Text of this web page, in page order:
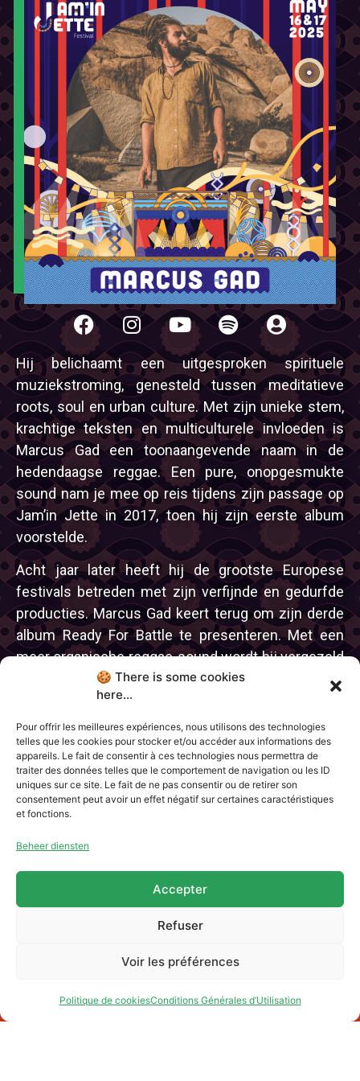
🍪 There is some cookies
here...
Pour offrir les meilleures expériences, nous utilisons des technologies
telles que les cookies pour stocker et/ou accéder aux informations des
appareils. Le fait de consentir à ces technologies nous permettra de
traiter des données telles que le comportement de navigation ou les ID
uniques sur ce site. Le fait de ne pas consentir ou de retirer son
consentement peut avoir un effet négatif sur certaines caractéristiques
et fonctions.
Beheer diensten
Accepter
Refuser
Voir les préférences
Politique de cookiesConditions Générales d’Utilisation
Hij belichaamt een uitgesproken spirituele
muziekstroming, genesteld tussen meditatieve
roots, soul en urban culture. Met zijn unieke stem,
krachtige teksten en multiculturele invloeden is
Marcus Gad een toonaangevende naam in de
hedendaagse reggae. Een pure, onopgesmukte
sound nam je mee op reis tijdens zijn passage op
Jam’in Jette in 2017, toen hij zijn eerste album
voorstelde.
Acht jaar later heeft hij de grootste Europese
festivals betreden met zijn verfijnde en gedurfde
producties. Marcus Gad keert terug om zijn derde
album Ready For Battle te presenteren. Met een
meer organische reggae-sound wordt hij vergezeld
door zijn band Tribe, die je een bewuste en
meeslepende zintuiglijke ervaring belooft.
Klik op 'Ik ga akkoord' om Youtube in te
Charter
Wie zijn we